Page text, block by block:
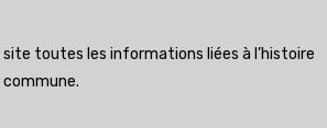
toutes les informations liées à l’histoire